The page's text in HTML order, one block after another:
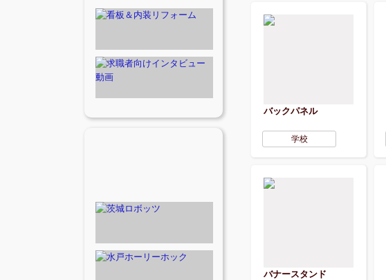
バックパネル
学校
バナースタンド